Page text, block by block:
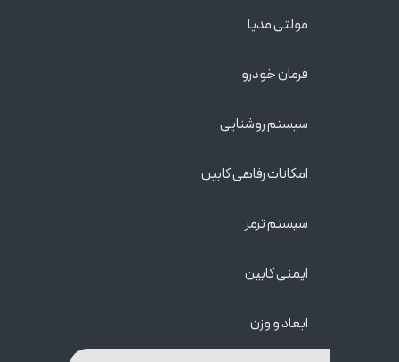
مولتی مدیا
فرمان خودرو
سیستم‌ روشنایی
امکانات رفاهی کابین
سیستم ترمز
ایمنی کابین
ابعاد و وزن